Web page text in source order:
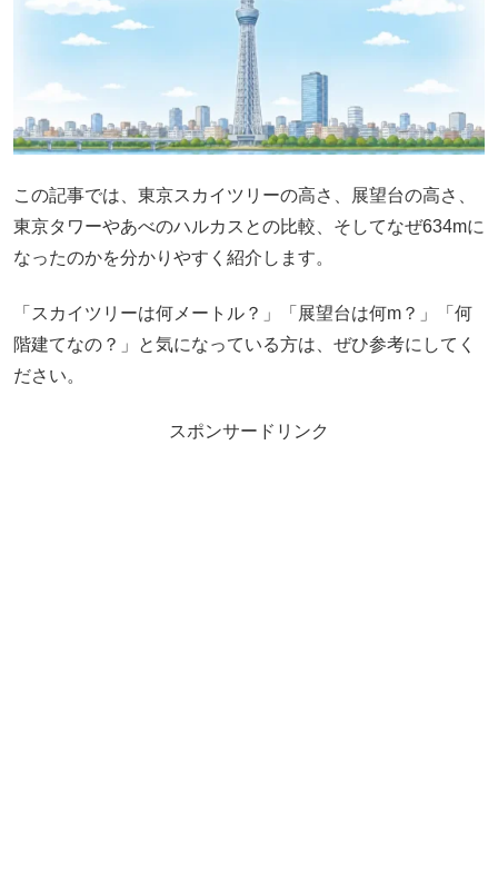
この記事では、東京スカイツリーの高さ、展望台の高さ、
東京タワーやあべのハルカスとの比較、そしてなぜ634mに
なったのかを分かりやすく紹介します。
「スカイツリーは何メートル？」「展望台は何m？」「何
階建てなの？」と気になっている方は、ぜひ参考にしてく
ださい。
スポンサードリンク